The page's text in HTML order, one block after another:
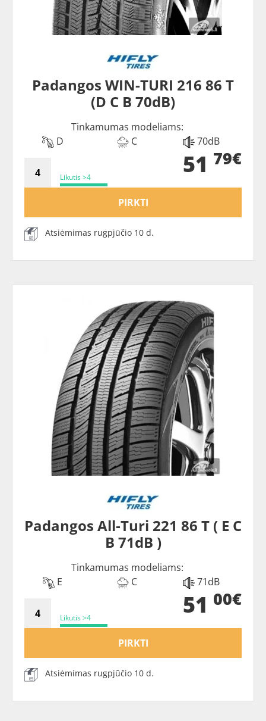
Padangos WIN-TURI 216 86 T
(D C B 70dB)
Tinkamumas modeliams:
D
C 70dB
Likutis >4 51 79€
PIRKTI
Atsiėmimas rugpjūčio 10 d.
Padangos All-Turi 221 86 T ( E C
B 71dB )
Tinkamumas modeliams:
E
C 71dB
Likutis >4 51 00€
PIRKTI
Atsiėmimas rugpjūčio 10 d.